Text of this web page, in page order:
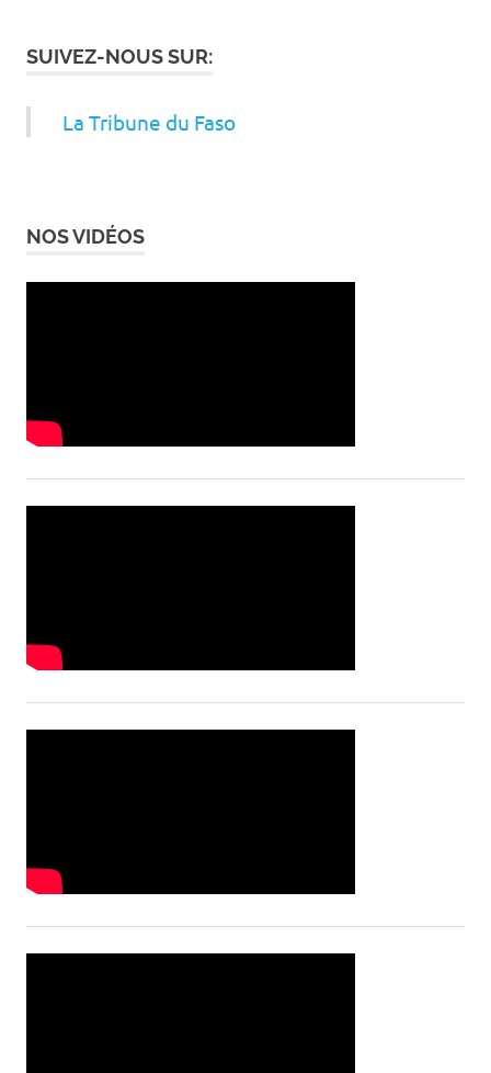
SUIVEZ-NOUS SUR:
La Tribune du Faso
NOS VIDÉOS